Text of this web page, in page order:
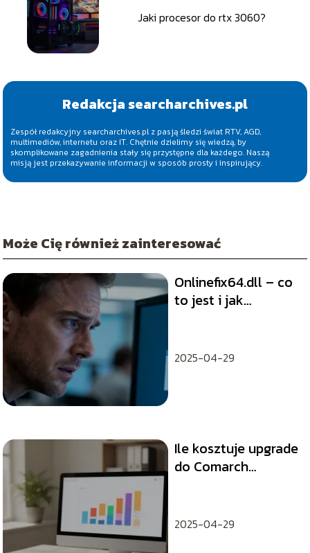
Jaki procesor do rtx 3060?
Redakcja searcharchives.pl
Zespół redakcyjny searcharchives.pl z pasją śledzi świat RTV, AGD,
multimediów, internetu oraz IT. Chętnie dzielimy się wiedzą, by
skomplikowane zagadnienia stały się przystępne dla każdego. Naszą
misją jest przekazywanie informacji w sposób prosty i inspirujący.
Może Cię również zainteresować
Onlinefix64.dll – co
to jest i jak
2025-04-29
Ile kosztuje upgrade
do Comarch
2025-04-29